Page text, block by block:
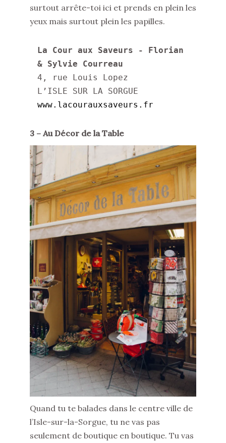
surtout arrête-toi ici et prends en plein les
yeux mais surtout plein les papilles.
La Cour aux Saveurs - Florian
& Sylvie Courreau
4, rue Louis Lopez
www.lacourauxsaveurs.fr
3 – Au Décor de la Table
Quand tu te balades dans le centre ville de
l’Isle-sur-la-Sorgue, tu ne vas pas
seulement de boutique en boutique. Tu vas